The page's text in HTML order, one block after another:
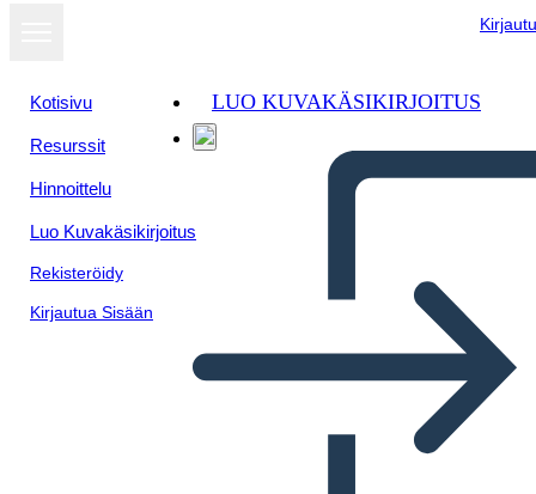
Kotisivu
Resurssit
Hinnoittelu
Luo Kuvakäsikirjoitus
Rekisteröidy
Kirjautua Sisään
LUO KUVAKÄSIKIRJOITUS
Näytä
diaesityksenä